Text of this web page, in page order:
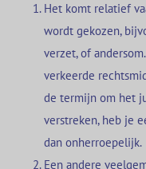
Het komt relatief
wordt gekozen,
verzet, of
verkeerde
de termijn om het
verstreken, heb je
dan onherroepelijk.
Een andere